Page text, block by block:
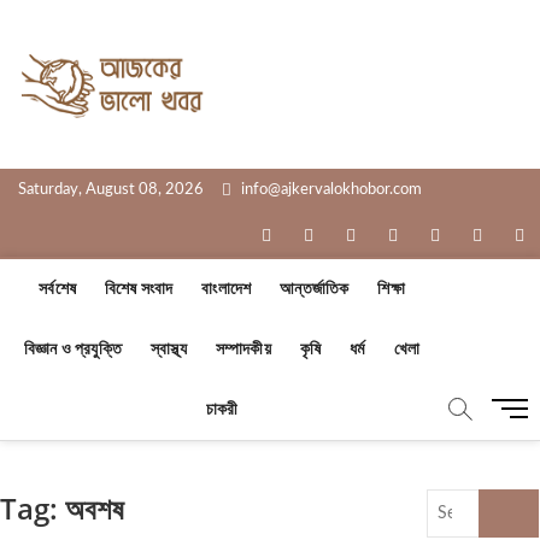
content
Saturday, August 08, 2026 info@ajkervalokhobor.com
facebooktwitterpinterestdribbbleinstagramflickr
সর্বশেষ বিশেষ সংবাদ বাংলাদেশ আন্তর্জাতিক শিক্ষা
বিজ্ঞান ও প্রযুক্তি স্বাস্থ্য সম্পাদকীয় কৃষি ধর্ম খেলা
চাকরী
M
u
Tag: অবশষ